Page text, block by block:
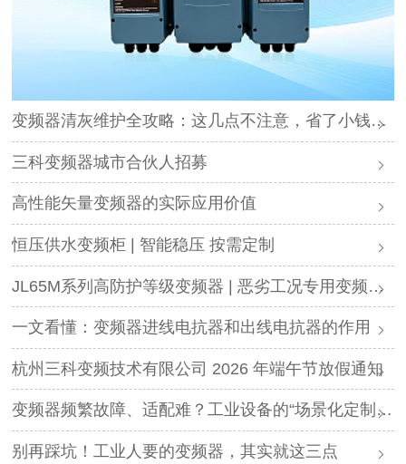
变频器清灰维护全攻略：这几点不注意，省了小钱却可能毁了设备
三科变频器城市合伙人招募
高性能矢量变频器的实际应用价值
恒压供水变频柜 | 智能稳压 按需定制
JL65M系列高防护等级变频器 | 恶劣工况专用变频解决方案
一文看懂：变频器进线电抗器和出线电抗器的作用
杭州三科变频技术有限公司 2026 年端午节放假通知
变频器频繁故障、适配难？工业设备的“场景化定制”，才是破局关键
别再踩坑！工业人要的变频器，其实就这三点